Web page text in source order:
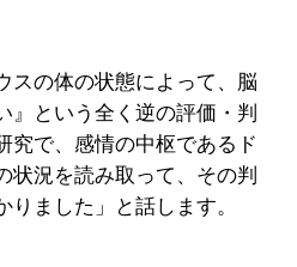
スの体の状態によって、脳
』という全く逆の評価・判
究で、感情の中枢であるド
状況を読み取って、その判
ました」と話します。